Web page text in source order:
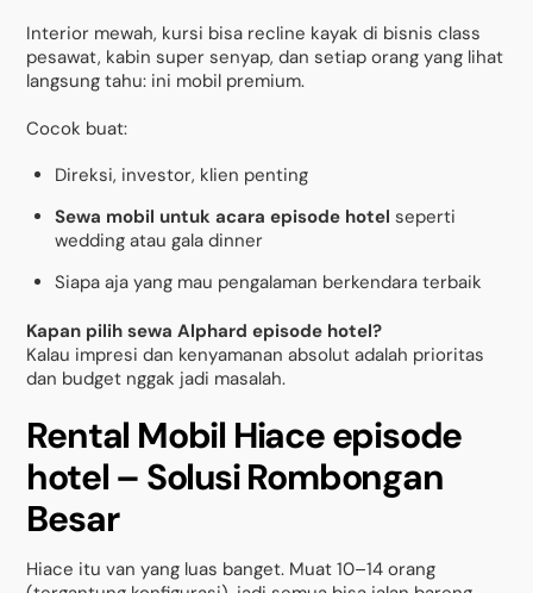
Interior mewah, kursi bisa recline kayak di bisnis class
pesawat, kabin super senyap, dan setiap orang yang lihat
langsung tahu: ini mobil premium.
Cocok buat:
Direksi, investor, klien penting
Sewa mobil untuk acara episode hotel seperti
wedding atau gala dinner
Siapa aja yang mau pengalaman berkendara terbaik
Kapan pilih sewa Alphard episode hotel?
Kalau impresi dan kenyamanan absolut adalah prioritas
dan budget nggak jadi masalah.
Rental Mobil Hiace episode
hotel – Solusi Rombongan
Besar
Hiace itu van yang luas banget. Muat 10–14 orang